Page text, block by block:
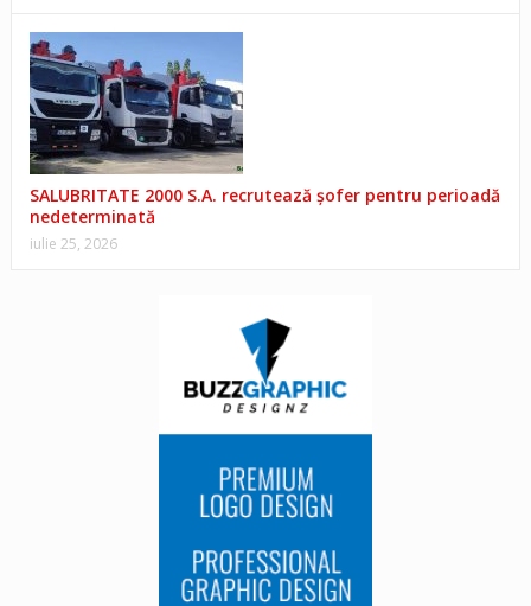
SALUBRITATE 2000 S.A. recrutează șofer pentru perioadă
nedeterminată
iulie 25, 2026